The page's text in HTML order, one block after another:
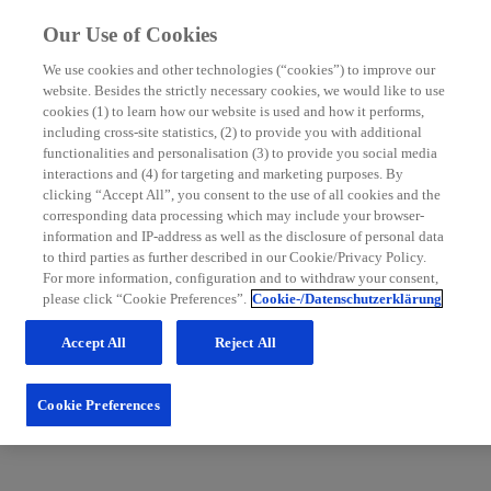
MS Nurse Bereich
Mit grundlegenden Informationen zur Multiplen Sklerose
sowie hilfreichen Tipps für die Patientenbetreuung möchten
wir Sie in Ihrem Praxisalltag unterstützen. Schauen Sie
regelmäßig im MS Nurse Bereich vorbei: Wir erweitern
unsere Inhalte und Services stetig für Sie.
Zum Nurse Bereich
Our Use of Cookies
We use cookies and other technologies (“cookies”) to improve our
website. Besides the strictly necessary cookies, we would like to use
cookies (1) to learn how our website is used and how it performs,
including cross-site statistics, (2) to provide you with additional
functionalities and personalisation (3) to provide you social media
interactions and (4) for targeting and marketing purposes. By
clicking “Accept All”, you consent to the use of all cookies and the
corresponding data processing which may include your browser-
information and IP-address as well as the disclosure of personal data
to third parties as further described in our Cookie/Privacy Policy.
For more information, configuration and to withdraw your consent,
please click “Cookie Preferences”. Cookie-/Datenschutzerklärung
Cookie Preferences
Reject All
Accept All